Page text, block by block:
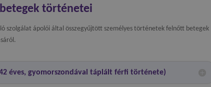
történetei
szolgálat ápolói által összegyűjtött személyes történetek felnőtt betegek
éves, gyomorszondával táplált férfi története)